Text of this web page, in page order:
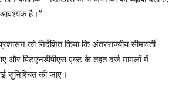
आवश्यक है।”
को निर्देशित किया कि अंतरराज्यीय सीमावर्ती
और पिटएनडीपीएस एक्ट के तहत दर्ज मामलों में
सुनिश्चित की जाए।